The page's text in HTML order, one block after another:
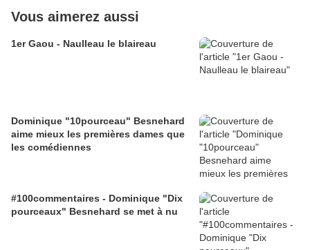
Vous aimerez aussi
1er Gaou - Naulleau le blaireau
Dominique "10pourceau" Besnehard
aime mieux les premières dames que
les comédiennes
#100commentaires - Dominique "Dix
pourceaux" Besnehard se met à nu